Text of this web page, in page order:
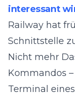
interessant
Railway hat
Schnittstelle
Nicht mehr
Kommandos
Terminal